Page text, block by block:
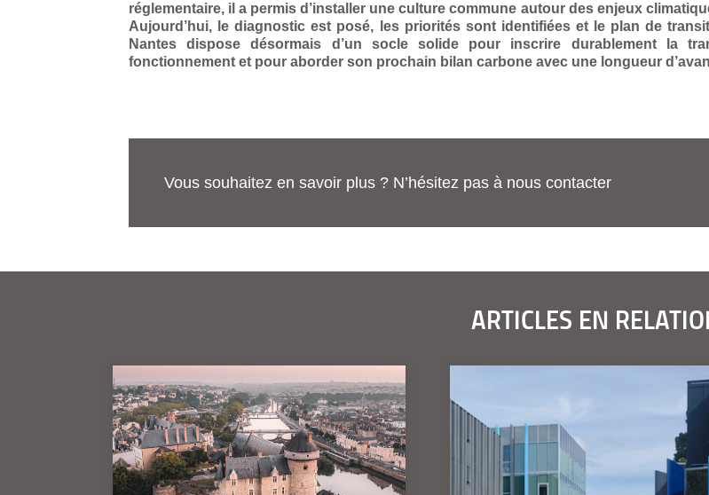
réglementaire, il a permis d’installer une culture commune autour des enjeux
Aujourd’hui, le diagnostic est posé, les priorités sont identifiées et le plan de
Nantes dispose désormais d’un socle solide pour inscrire durablement la
fonctionnement et pour aborder son prochain bilan carbone avec une longueur
Vous souhaitez en savoir plus ? N’hésitez pas à nous contacter
ARTICLES EN